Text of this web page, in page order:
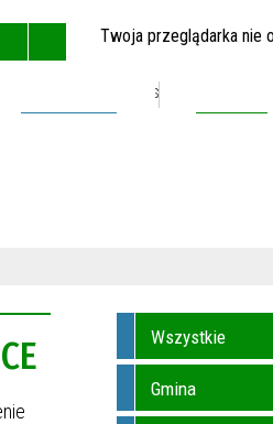
Twoja przeglądarka nie
MAPA STRONY
Wszystkie
Gmina